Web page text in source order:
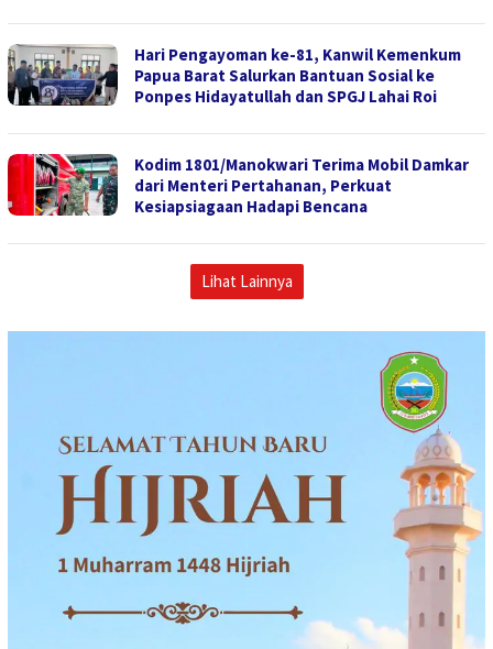
Hari Pengayoman ke-81, Kanwil Kemenkum
Papua Barat Salurkan Bantuan Sosial ke
Ponpes Hidayatullah dan SPGJ Lahai Roi
Kodim 1801/Manokwari Terima Mobil Damkar
dari Menteri Pertahanan, Perkuat
Kesiapsiagaan Hadapi Bencana
Lihat Lainnya